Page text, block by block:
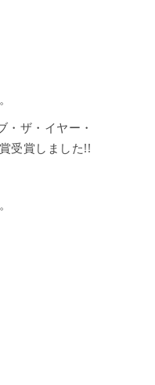
ザ・イヤー・
受賞しました!!